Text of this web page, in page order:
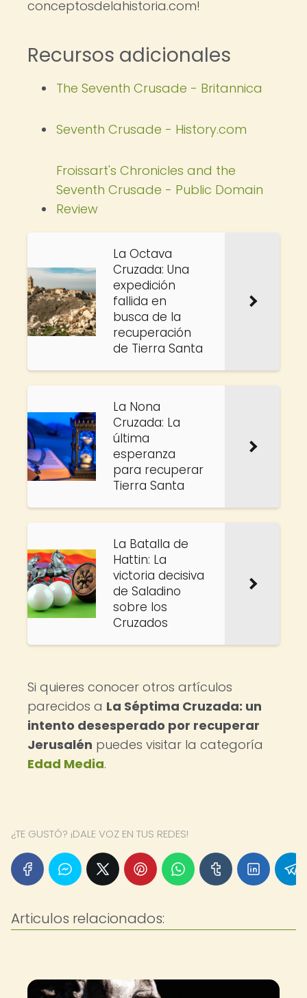
conceptosdelahistoria.com!
Recursos adicionales
The Seventh Crusade - Britannica
Seventh Crusade - History.com
Froissart's Chronicles and the
Seventh Crusade - Public Domain
Review
La Octava
Cruzada: Una
expedición
fallida en
busca de la
recuperación
de Tierra Santa
La Nona
Cruzada: La
última
esperanza
para recuperar
Tierra Santa
La Batalla de
Hattin: La
victoria decisiva
de Saladino
sobre los
Cruzados
Si quieres conocer otros artículos
parecidos a La Séptima Cruzada: un
intento desesperado por recuperar
Jerusalén puedes visitar la categoría
Edad Media.
¿TE GUSTÓ? ¡DALE VOZ EN TUS REDES!
Articulos relacionados: